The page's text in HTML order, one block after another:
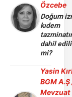
Özcebe
Doğum
kıdem
dahil
mi?
Yasin
BGM A.Ş
Mevzuat